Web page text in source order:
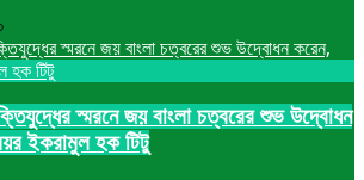
স্মরনে জয় বাংলা চত্বরের শুভ উদ্বোধন
ইকরামুল হক টিটু